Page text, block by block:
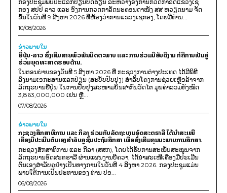
ກອງປະຊຸມພົບປະແລກປ່ຽນບົດຮຽນ ລະຫວ່າງອົງການກວດກາລັດແຂວງເຊ
ກອງ ສປປ ລາວ ແລະ ອົງການກວດກາລັດນະຄອນດາໜັງ ສສ ຫວຽດນາມ ຈັດ
ຂຶ້ນໃນວັນທີ 9 ສິງຫາ 2026 ທີ່ຫ້ອງວ່າການແຂວງເຊກອງ, ໂດຍມີທ່ານ...
10/08/2026
ຂ່າວພາຍ​ໃນ
ຍີ່ປຸ່ນ-ລາວ ສົ່ງເສີມສາຍພົວພັນມິດຕະພາບ ແລະ ການຮ່ວມມືອັນດີງາມ ກໍຄືການເປັນຄູ່
ຮ່ວມຍຸດທະສາດຮອບດ້ານ.
ໃນຕອນບ່າຍຂອງວັນທີ 5 ສິງຫາ 2026 ທີ່ ກະຊວງການຕ່າງປະເທດ ໄດ້ມີພິທີ
ລົງນາມເອກະສານແລກປ່ຽນ (ສະບັບປັບປຸງ) ສໍາລັບໂຄງການຊ່ວຍເຫຼືອລ້າຈາກ
ລັດຖະບານຍີ່ປຸ່ນ ໃນການປັບປຸງສະໜາມບິນສາກົນວັດໄຕ ມູນຄ່າລວມທັງໝົດ
3,863,000,000 ເຢນ ຫຼື...
07/08/2026
ຂ່າວພາຍ​ໃນ
ກະຊວງສຶກສາທິການ ແລະ ກິລາ ຮ່ວມກັບລັດຖະບານອົດສະຕຣາລີ ໄດ້ນຳສະເໜີ
ເຄື່ອງມືປະເມີນຕົນເອງສຳລັບຄູຊັ້ນປະຖົມສຶກສາ ເພື່ອສົ່ງເສີມຄຸນນະພາບການສຶກສາ.
ກະຊວງສຶກສາທິການ ແລະ ກິລາ (ສສກ), ໂດຍໄດ້ຮັບການສະໜັບສະໜູນຈາກ
ລັດຖະບານອົດສະຕຣາລີ ຜ່ານແຜນງານບີຄວາ, ໄດ້ນຳສະເໜີເຄື່ອງມືປະເມີນ
ຕົນເອງສຳລັບຄູຢ່າງເປັນທາງການໃນວັນທີ 4 ສິງຫາ 2026. ກອງປະຊຸມແມ່ນ
ພາຍໃຕ້ການເປັນປະທານຂອງ ທ່ານ ປອ...
06/08/2026